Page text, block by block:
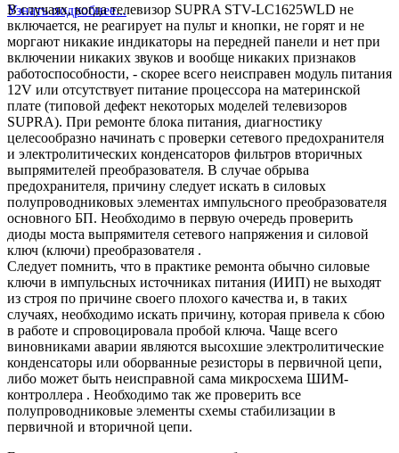
Узнать подробнее...
В случаях, когда телевизор SUPRA STV-LC1625WLD не
включается, не реагирует на пульт и кнопки, не горят и не
моргают никакие индикаторы на передней панели и нет при
включении никаких звуков и вообще никаких признаков
работоспособности, - скорее всего неисправен модуль питания
12V или отсутствует питание процессора на материнской
плате (типовой дефект некоторых моделей телевизоров
SUPRA). При ремонте блока питания, диагностику
целесообразно начинать с проверки сетевого предохранителя
и электролитических конденсаторов фильтров вторичных
выпрямителей преобразователя. В случае обрыва
предохранителя, причину следует искать в силовых
полупроводниковых элементах импульсного преобразователя
основного БП. Необходимо в первую очередь проверить
диоды моста выпрямителя сетевого напряжения и силовой
ключ (ключи) преобразователя .
Следует помнить, что в практике ремонта обычно силовые
ключи в импульсных источниках питания (ИИП) не выходят
из строя по причине своего плохого качества и, в таких
случаях, необходимо искать причину, которая привела к сбою
в работе и спровоцировала пробой ключа. Чаще всего
виновниками аварии являются высохшие электролитические
конденсаторы или оборванные резисторы в первичной цепи,
либо может быть неисправной сама микросхема ШИМ-
контроллера . Необходимо так же проверить все
полупроводниковые элементы схемы стабилизации в
первичной и вторичной цепи.